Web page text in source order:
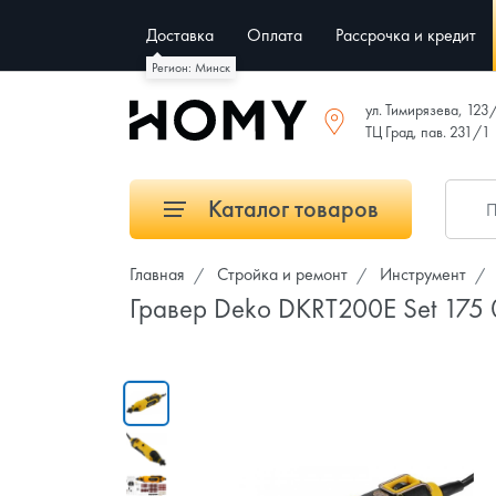
Регион: Минск
Доставка Оплата Рассрочка и кредит
ул. Тимирязева,
ТЦ Град, пав. 231/1
Каталог товаров
Главная Стройка и ремонт Инструмент
Гравер Deko DKRT200E Set